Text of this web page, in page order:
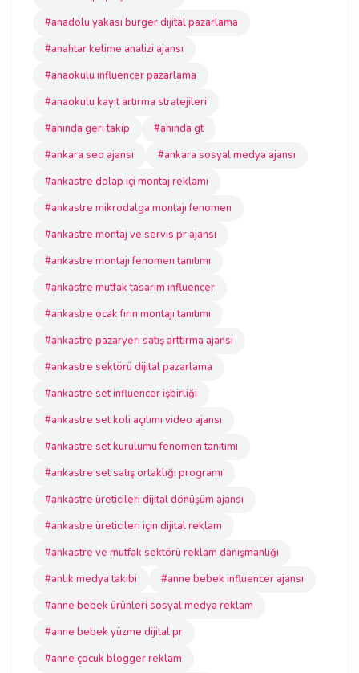
#anadolu yakası burger dijital pazarlama
#anahtar kelime analizi ajansı
#anaokulu influencer pazarlama
#anaokulu kayıt artırma stratejileri
#anında geri takip
#anında gt
#ankara seo ajansı
#ankara sosyal medya ajansı
#ankastre dolap içi montaj reklamı
#ankastre mikrodalga montajı fenomen
#ankastre montaj ve servis pr ajansı
#ankastre montajı fenomen tanıtımı
#ankastre mutfak tasarım influencer
#ankastre ocak fırın montajı tanıtımı
#ankastre pazaryeri satış arttırma ajansı
#ankastre sektörü dijital pazarlama
#ankastre set influencer işbirliği
#ankastre set koli açılımı video ajansı
#ankastre set kurulumu fenomen tanıtımı
#ankastre set satış ortaklığı programı
#ankastre üreticileri dijital dönüşüm ajansı
#ankastre üreticileri için dijital reklam
#ankastre ve mutfak sektörü reklam danışmanlığı
#anlık medya takibi
#anne bebek influencer ajansı
#anne bebek ürünleri sosyal medya reklam
#anne bebek yüzme dijital pr
#anne çocuk blogger reklam